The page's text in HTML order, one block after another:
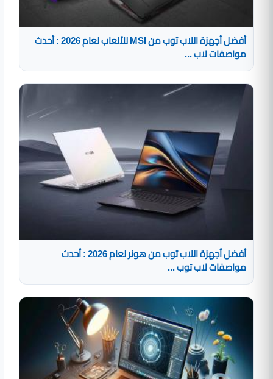
أفضل أجهزة اللاب توب من MSI للألعاب لعام 2026 : أحدث
مواصفات لاب ...
أفضل أجهزة اللاب توب من هونر لعام 2026 : أحدث
مواصفات لاب توب ...